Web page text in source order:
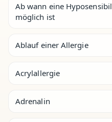
Ab wann eine
möglich ist
Ablauf einer Allergie
Acrylallergie
Adrenalin